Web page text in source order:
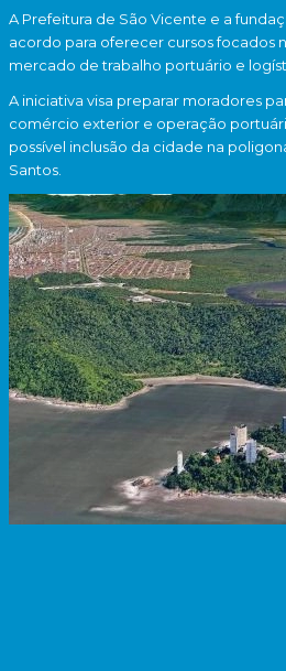
A Prefeitura de São Vicente e a
acordo para oferecer cursos focados
mercado de trabalho portuário e
A iniciativa visa preparar moradores
comércio exterior e operação
possível inclusão da cidade na
Santos.